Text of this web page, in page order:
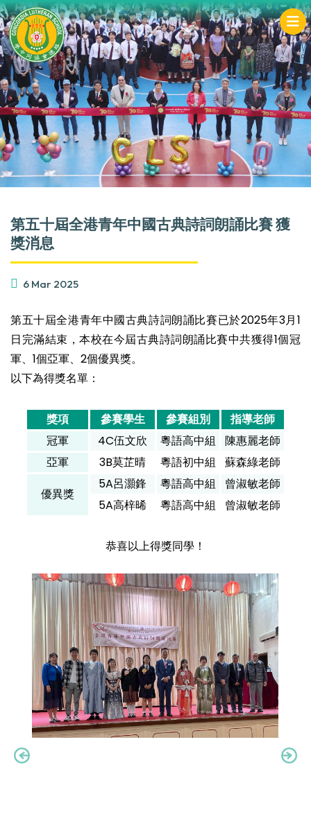
第五十屆全港青年中國古典詩詞朗誦比賽 獲
獎消息
6 Mar 2025
第五十屆全港青年中國古典詩詞朗誦比賽已於2025年3月1
日完滿結束，本校在今屆古典詩詞朗誦比賽中共獲得1個冠
軍、1個亞軍、2個優異獎。
以下為得獎名單：
獎項 參賽學生 參賽組別
指導老師
冠軍
4C伍文欣 粵語高中組 陳惠麗老師
亞軍
3B莫芷晴 粵語初中組 蘇森綠老師
優異獎
5A呂灝鋒 粵語高中組
曾淑敏老師
5A高梓晞
粵語高中組 曾淑敏老師
恭喜以上得獎同學！